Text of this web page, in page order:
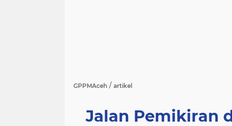
GPPMAceh / artikel
Jalan Pemikiran